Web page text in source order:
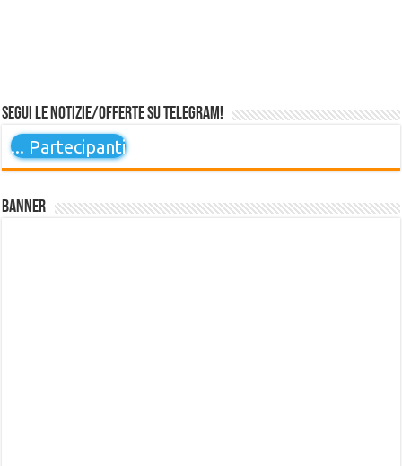
Segui le notizie/offerte su Telegram!
... Partecipanti
Banner